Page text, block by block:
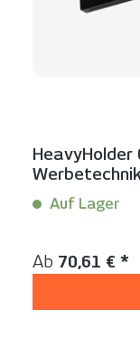
Auf Lager
Regulärer
Ab 70,61 € *